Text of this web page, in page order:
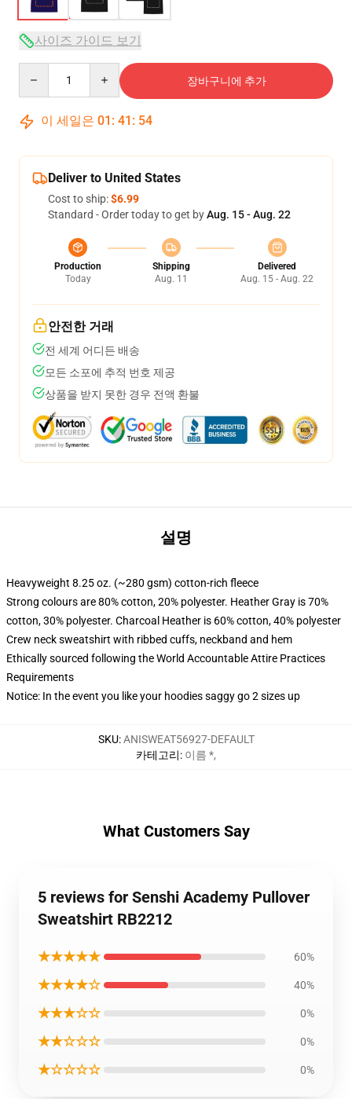
사이즈 가이드 보기
장바구니에 추가
이 세일은 01 : 41 : 54
Deliver to United States
Cost to ship:$6.99
Standard - Order today to get byAug. 15 - Aug. 22
Production
Today
Shipping
Aug. 11
Delivered
Aug. 15 - Aug. 22
안전한 거래
전 세계 어디든 배송
모든 소포에 추적 번호 제공
상품을 받지 못한 경우 전액 환불
설명
Heavyweight 8.25 oz. (~280 gsm) cotton-rich fleece
Strong colours are 80% cotton, 20% polyester. Heather Gray is 70%
cotton, 30% polyester. Charcoal Heather is 60% cotton, 40% polyester
Crew neck sweatshirt with ribbed cuffs, neckband and hem
Ethically sourced following the World Accountable Attire Practices
Requirements
Notice: In the event you like your hoodies saggy go 2 sizes up
SKU:ANISWEAT56927-DEFAULT
카테고리: 이름 *,
What Customers Say
5 reviews for Senshi Academy Pullover
Sweatshirt RB2212
★★★★★ 60%
★★★★☆ 40%
★★★☆☆ 0%
★★☆☆☆ 0%
★☆☆☆☆ 0%